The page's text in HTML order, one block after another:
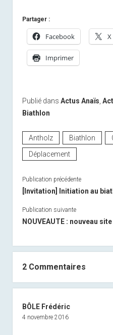
Partager :
Facebook X
Imprimer
Publié dans Actus Anaïs,
Biathlon
Antholz Biathlon
Déplacement
Publication précédente
[Invitation] Initiation au
Publication suivante
NOUVEAUTE : nouveau
2 Commentaires
BÔLE Frédéric
4 novembre 2016